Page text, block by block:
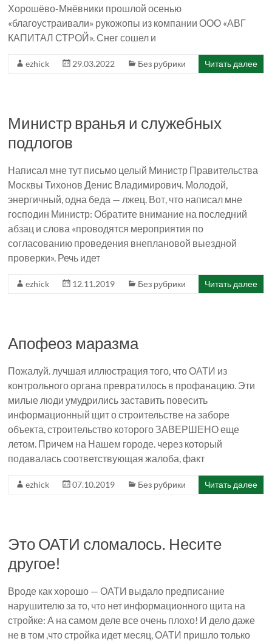
Хорошёво-Мнёвники прошлой осенью
«благоустраивали» рукожопы из компании ООО «АВГ
КАПИТАЛ СТРОЙ». Снег сошел и
ezhick 29.03.2022 Без рубрики Читать далее
Министр вранья и служебных
подлогов
Написал мне тут письмо целый Министр Правительства
Москвы Тихонов Денис Владимирович. Молодой,
энергичный, одна беда — лжец. Вот, что написал мне
господин Министр: Обратите внимание на последний
абзац и слова «проводятся мероприятия по
согласованию проведения внеплановой выездной
проверки». Речь идет
ezhick 12.11.2019 Без рубрики Читать далее
Апофеоз маразма
Пожалуй. лучшая иллюстрация того, что ОАТИ из
контрольного органа превратилось в профанацию. Эти
милые люди умудрились заставить повесить
информационный щит о строительстве на заборе
объекта, строительство которого ЗАВЕРШЕНО еще
летом. Причем на Нашем городе. через который
подавалась соответствующая жалоба, факт
ezhick 07.10.2019 Без рубрики Читать далее
Это ОАТИ сломалось. Несите
другое!
Вроде как хорошо — ОАТИ выдало предписание
нарушителю за то, что нет информационного щита на
стройке: А на самом деле все очень плохо! И дело даже
не в том ,что стройка идет месяц, ОАТИ пришло только